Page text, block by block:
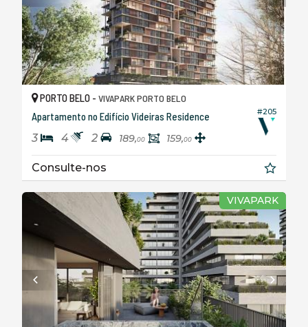
#205
PORTO BELO - VIVAPARK PORTO BELO
Apartamento no Edifício Videiras Residence
3 4 2 189,00 159,00
Consulte-nos
VIVAPARK